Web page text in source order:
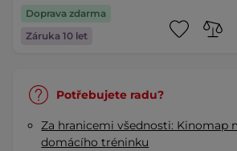
Doprava zdarma
Záruka 10 let
Potřebujete radu?
Za hranicemi všednosti: Kinomap
domácího tréninku